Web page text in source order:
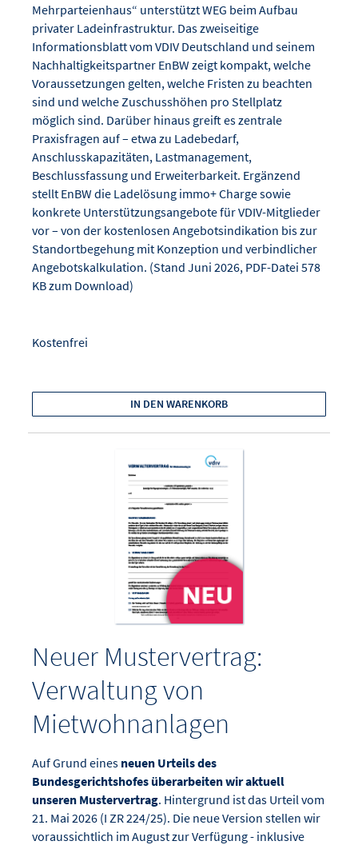
Mehrparteienhaus“ unterstützt WEG beim Aufbau
privater Ladeinfrastruktur. Das zweiseitige
Informationsblatt vom VDIV Deutschland und seinem
Nachhaltigkeitspartner EnBW zeigt kompakt, welche
Voraussetzungen gelten, welche Fristen zu beachten
sind und welche Zuschusshöhen pro Stellplatz
möglich sind. Darüber hinaus greift es zentrale
Praxisfragen auf – etwa zu Ladebedarf,
Anschlusskapazitäten, Lastmanagement,
Beschlussfassung und Erweiterbarkeit. Ergänzend
stellt EnBW die Ladelösung immo+ Charge sowie
konkrete Unterstützungsangebote für VDIV-Mitglieder
vor – von der kostenlosen Angebotsindikation bis zur
Standortbegehung mit Konzeption und verbindlicher
Angebotskalkulation. (Stand Juni 2026, PDF-Datei 578
KB zum Download)
Kostenfrei
IN DEN WARENKORB
Neuer Mustervertrag:
Verwaltung von
Mietwohnanlagen
Auf Grund eines neuen Urteils des
Bundesgerichtshofes überarbeiten wir aktuell
unseren Mustervertrag. Hintergrund ist das Urteil vom
21. Mai 2026 (I ZR 224/25). Die neue Version stellen wir
voraussichtlich im August zur Verfügung - inklusive